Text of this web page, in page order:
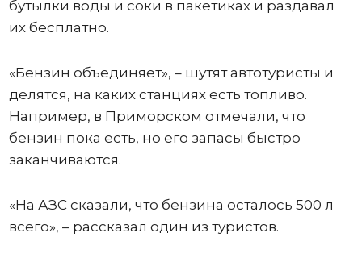
бутылки воды и соки в пакетиках и раздавал
их бесплатно.
«Бензин объединяет», – шутят автотуристы и
делятся, на каких станциях есть топливо.
Например, в Приморском отмечали, что
бензин пока есть, но его запасы быстро
заканчиваются.
«На АЗС сказали, что бензина осталось 500 л
всего», – рассказал один из туристов.